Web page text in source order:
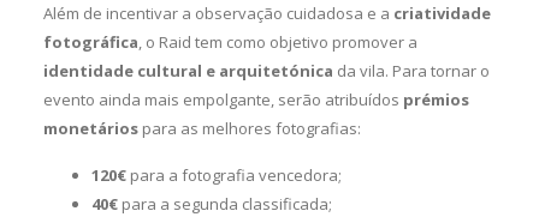
Além de incentivar a observação cuidadosa e a criatividade
fotográfica, o Raid tem como objetivo promover a
identidade cultural e arquitetónica da vila. Para tornar o
evento ainda mais empolgante, serão atribuídos prémios
monetáriospara as melhores fotografias:
120€para a fotografia vencedora;
40€para a segunda classificada;